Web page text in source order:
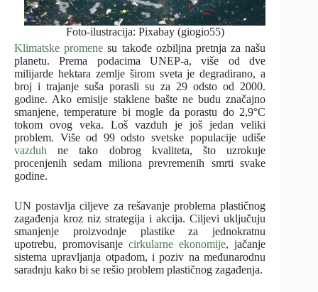
Foto-ilustracija: Pixabay (giogio55)
Klimatske promene su takođe ozbiljna pretnja za našu
planetu. Prema podacima UNEP-a, više od dve
milijarde hektara zemlje širom sveta je degradirano, a
broj i trajanje suša porasli su za 29 odsto od 2000.
godine. Ako emisije staklene bašte ne budu značajno
smanjene, temperature bi mogle da porastu do 2,9°C
tokom ovog veka. Loš vazduh je još jedan veliki
problem. Više od 99 odsto svetske populacije udiše
vazduh ne tako dobrog kvaliteta, što uzrokuje
procenjenih sedam miliona prevremenih smrti svake
godine.
UN postavlja ciljeve za rešavanje problema plastičnog
zagađenja kroz niz strategija i akcija. Ciljevi uključuju
smanjenje proizvodnje plastike za jednokratnu
upotrebu, promovisanjecirkularne ekonomije, jačanje
sistema upravljanja otpadom, i poziv na međunarodnu
saradnju kako bi se rešio problem plastičnog zagađenja.